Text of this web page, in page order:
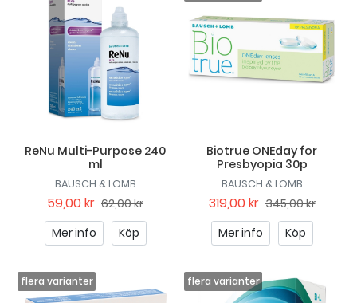
ReNu Multi-Purpose 240
ml
BAUSCH & LOMB
59,00 kr 62,00 kr
Mer info
Köp
Biotrue ONEday for
Presbyopia 30p
BAUSCH & LOMB
319,00 kr 345,00 kr
Mer info
Köp